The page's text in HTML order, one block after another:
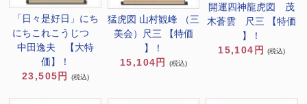
「日々是好日」にち
にちこれこうじつ
中田逸夫 【大特
価】！
23,505円
(税込)
猛虎図 山村観峰 （三
美会）尺三 【特価
】！
15,104円
(税込)
開運四神龍虎図 茂
木蒼雲 尺三 【特価
】！
15,104円 (税込)